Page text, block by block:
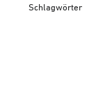
Schlagwörter